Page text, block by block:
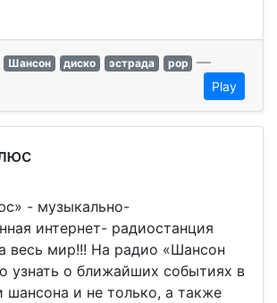
Шансон диско эстрада pop —
Play
- музыкально-
интернет- радиостанция
весь мир!!! На радио «Шансон
узнать о ближайших событиях в
и не только, а также